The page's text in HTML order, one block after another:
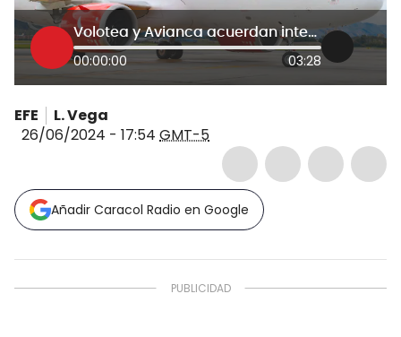
Volotea y Avianca acuerdan integración operativa para asumir rutas de Air Europa
00:00:00 03:28
EFE
L. Vega
26/06/2024 - 17:54 GMT-5
Añadir Caracol Radio en Google